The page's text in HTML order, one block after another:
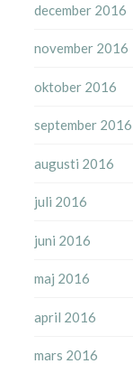
december 2016
november 2016
oktober 2016
september 2016
augusti 2016
juli 2016
juni 2016
maj 2016
april 2016
mars 2016